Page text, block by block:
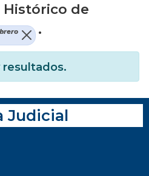
de
.
resultados.
Judicial